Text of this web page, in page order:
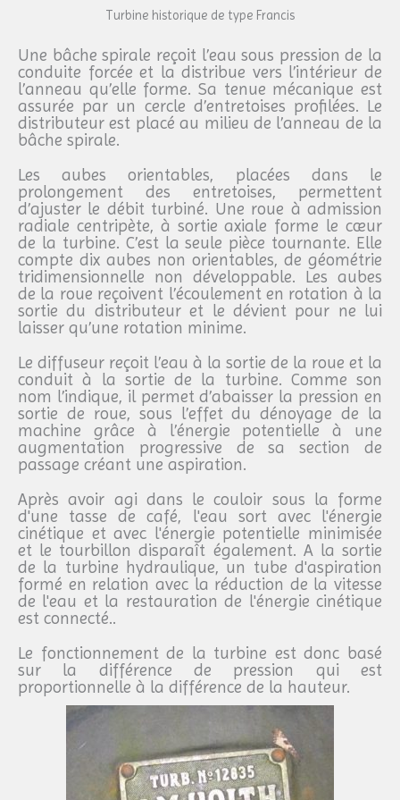
Turbine historique de type Francis
Une bâche spirale reçoit l’eau sous pression de la
conduite forcée et la distribue vers l’intérieur de
l’anneau qu’elle forme. Sa tenue mécanique est
assurée par un cercle d’entretoises profilées. Le
distributeur est placé au milieu de l’anneau de la
bâche spirale.
Les aubes orientables, placées dans le
prolongement des entretoises, permettent
d’ajuster le débit turbiné. Une roue à admission
radiale centripète, à sortie axiale forme le cœur
de la turbine. C’est la seule pièce tournante. Elle
compte dix aubes non orientables, de géométrie
tridimensionnelle non développable. Les aubes
de la roue reçoivent l’écoulement en rotation à la
sortie du distributeur et le dévient pour ne lui
laisser qu’une rotation minime.
Le diffuseur reçoit l’eau à la sortie de la roue et la
conduit à la sortie de la turbine. Comme son
nom l’indique, il permet d’abaisser la pression en
sortie de roue, sous l’effet du dénoyage de la
machine grâce à l’énergie potentielle à une
augmentation progressive de sa section de
passage créant une aspiration.
Après avoir agi dans le couloir sous la forme
d'une tasse de café, l'eau sort avec l'énergie
cinétique et avec l'énergie potentielle minimisée
et le tourbillon disparaît également. A la sortie
de la turbine hydraulique, un tube d'aspiration
formé en relation avec la réduction de la vitesse
de l'eau et la restauration de l'énergie cinétique
est connecté..
Le fonctionnement de la turbine est donc basé
sur la différence de pression qui est
proportionnelle à la différence de la hauteur.